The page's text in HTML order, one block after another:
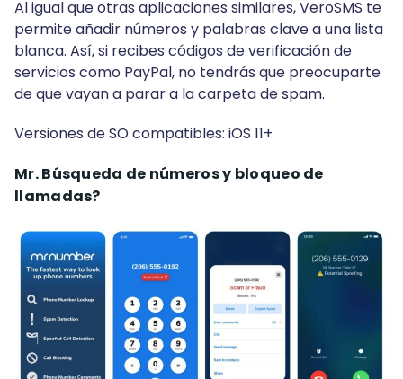
Al igual que otras aplicaciones similares, VeroSMS te
permite añadir números y palabras clave a una lista
blanca. Así, si recibes códigos de verificación de
servicios como PayPal, no tendrás que preocuparte
de que vayan a parar a la carpeta de spam.
Versiones de SO compatibles: iOS 11+
Mr. Búsqueda de números y bloqueo de
llamadas?